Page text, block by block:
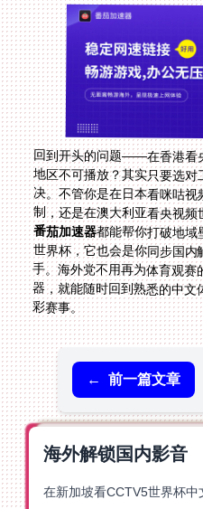
回到开头的问题——在香港看
地区不可播放？其实只要选
决。不管你是在日本看咪咕
制，还是在澳大利亚看央视频
番茄加速器都能帮你打破地域
世界杯，它也会是你同
手。海外党不用再为体
器，就能随时回到熟悉
彩赛事。
← 前一篇文章
海外解锁国内影音